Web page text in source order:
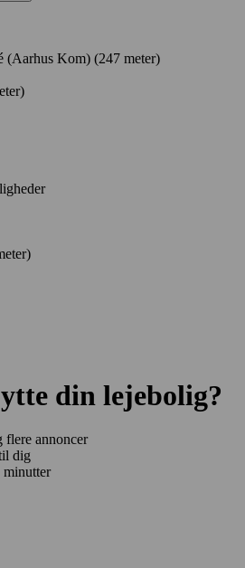
(Aarhus Kom) (247 meter)
din lejebolig?
flere annoncer
dig
minutter